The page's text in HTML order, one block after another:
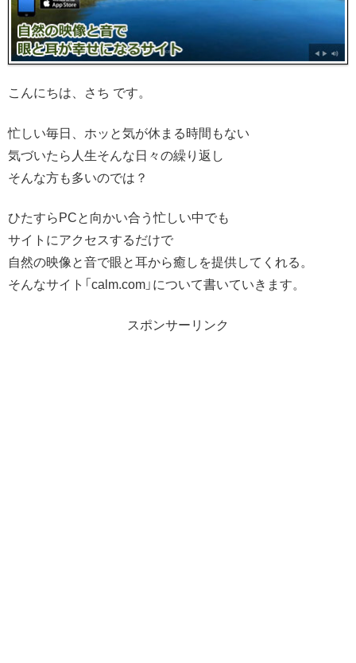
こんにちは、さち です。
忙しい毎日、ホッと気が休まる時間もない
気づいたら人生そんな日々の繰り返し
そんな方も多いのでは？
ひたすらPCと向かい合う忙しい中でも
サイトにアクセスするだけで
自然の映像と音で眼と耳から癒しを提供してくれる。
そんなサイト「calm.com」について書いていきます。
スポンサーリンク